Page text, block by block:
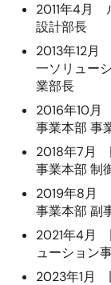
2011年4月
設計部長
2013年12月
一ソリュー
業部長
2016年10月
事業本部 事
2018年7月
事業本部 制
2019年8月
事業本部 副
2021年4月
ューション
2023年1月